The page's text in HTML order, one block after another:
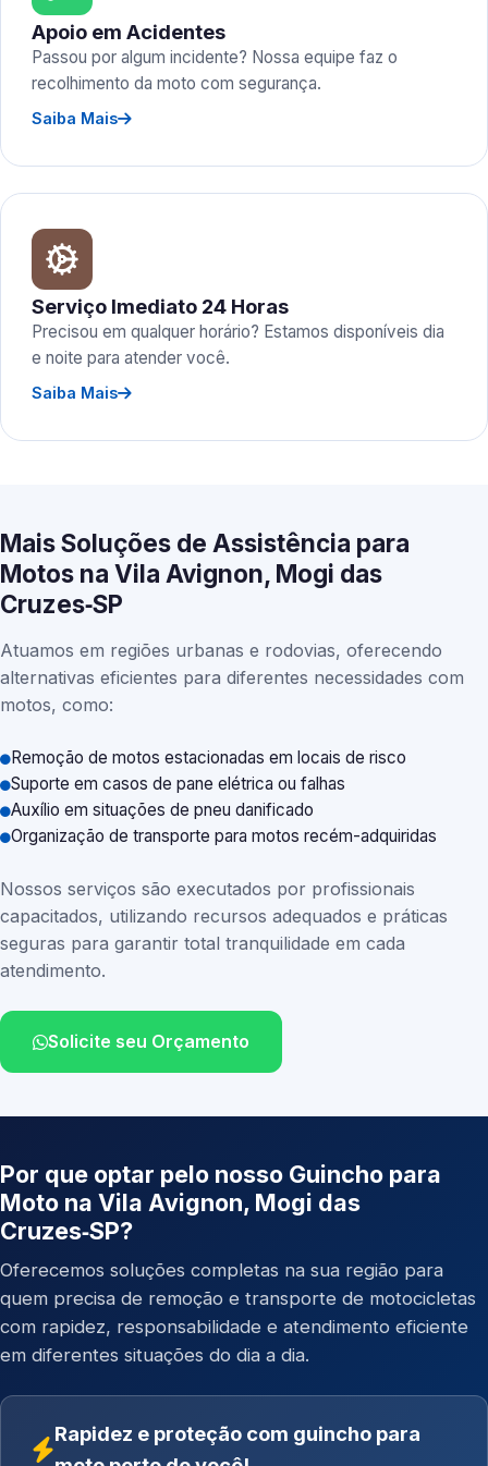
Apoio em Acidentes
Passou por algum incidente? Nossa equipe faz o
recolhimento da moto com segurança.
Saiba Mais
Serviço Imediato 24 Horas
Precisou em qualquer horário? Estamos disponíveis dia
e noite para atender você.
Saiba Mais
Mais Soluções de Assistência para
Motos na Vila Avignon, Mogi das
Cruzes‑SP
Atuamos em regiões urbanas e rodovias, oferecendo
alternativas eficientes para diferentes necessidades com
motos, como:
Remoção de motos estacionadas em locais de risco
Suporte em casos de pane elétrica ou falhas
Auxílio em situações de pneu danificado
Organização de transporte para motos recém-adquiridas
Nossos serviços são executados por profissionais
capacitados, utilizando recursos adequados e práticas
seguras para garantir total tranquilidade em cada
atendimento.
Solicite seu Orçamento
Por que optar pelo nosso Guincho para
Moto na Vila Avignon, Mogi das
Cruzes‑SP?
Oferecemos soluções completas na sua região para
quem precisa de remoção e transporte de motocicletas
com rapidez, responsabilidade e atendimento eficiente
em diferentes situações do dia a dia.
Rapidez e proteção com guincho para